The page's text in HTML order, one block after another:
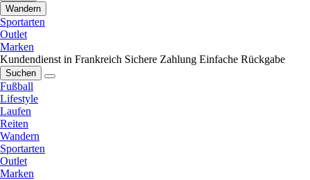
Wandern
Sportarten
Outlet
Marken
Kundendienst in Frankreich Sichere Zahlung Einfache Rückgabe
Suchen
Fußball
Lifestyle
Laufen
Reiten
Wandern
Sportarten
Outlet
Marken